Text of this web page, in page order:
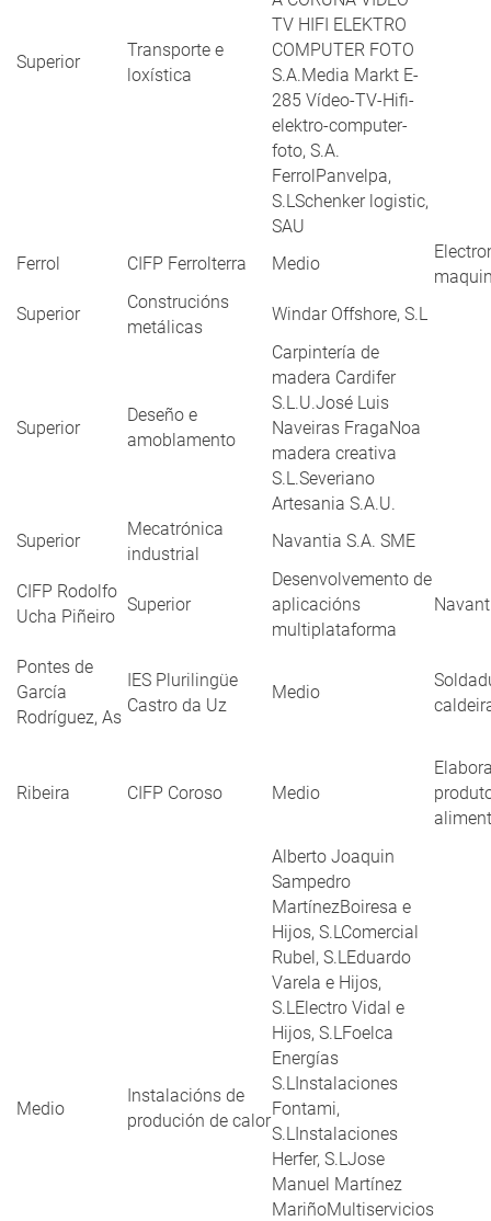
Superior
Transporte e
loxística
TV HIFI ELEKTRO
COMPUTER FOTO
S.A.Media Markt E-
285 Vídeo-TV-Hifi-
elektro-computer-
foto, S.A.
FerrolPanvelpa,
S.LSchenker logistic,
SAU
Ferrol
CIFP Ferrolterra Medio
Superior
Construcións
metálicas
Windar Offshore, S.L
Superior
Deseño e
amoblamento
Carpintería de
madera Cardifer
S.L.U.José Luis
Naveiras FragaNoa
madera creativa
S.L.Severiano
Artesania S.A.U.
Superior
Mecatrónica
industrial
Navantia S.A. SME
CIFP Rodolfo
Ucha Piñeiro
Superior
Desenvolvemento de
aplicacións
multiplataforma
Pontes de
García
Rodríguez, As
IES Plurilingüe
Castro da Uz
Medio
Ribeira CIFP Coroso Medio
Medio
Instalacións de
produción de calor
Alberto Joaquin
Sampedro
MartínezBoiresa e
Hijos, S.LComercial
Rubel, S.LEduardo
Varela e Hijos,
S.LElectro Vidal e
Hijos, S.LFoelca
Energías
S.LInstalaciones
Fontami,
S.LInstalaciones
Herfer, S.LJose
Manuel Martínez
MariñoMultiservicios